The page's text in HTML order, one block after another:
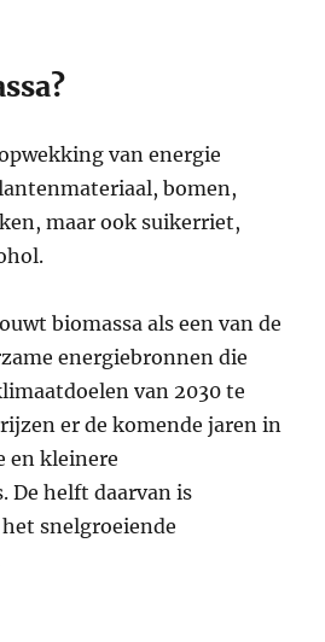
van energie
bomen,
maar ook suikerriet,
biomassa als een van de
energiebronnen die
van 2030 te
er de komende jaren in
en kleinere
De helft daarvan is
snelgroeiende